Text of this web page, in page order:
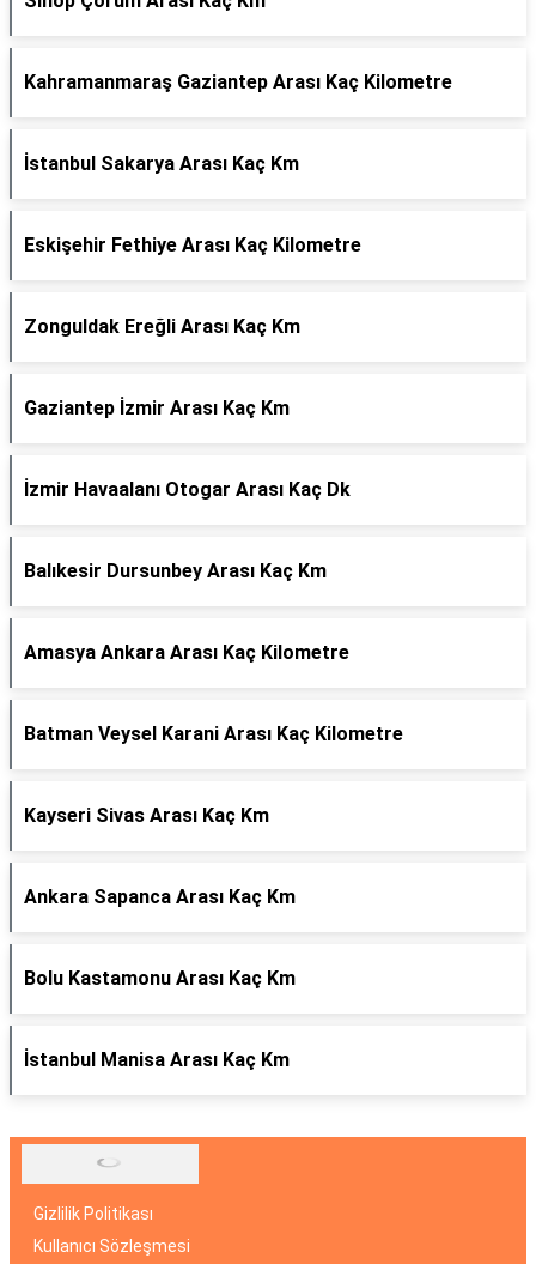
Kahramanmaraş Gaziantep Arası Kaç Kilometre
İstanbul Sakarya Arası Kaç Km
Eskişehir Fethiye Arası Kaç Kilometre
Zonguldak Ereğli Arası Kaç Km
Gaziantep İzmir Arası Kaç Km
İzmir Havaalanı Otogar Arası Kaç Dk
Balıkesir Dursunbey Arası Kaç Km
Amasya Ankara Arası Kaç Kilometre
Batman Veysel Karani Arası Kaç Kilometre
Kayseri Sivas Arası Kaç Km
Ankara Sapanca Arası Kaç Km
Bolu Kastamonu Arası Kaç Km
İstanbul Manisa Arası Kaç Km
Gizlilik Politikası
Kullanıcı Sözleşmesi